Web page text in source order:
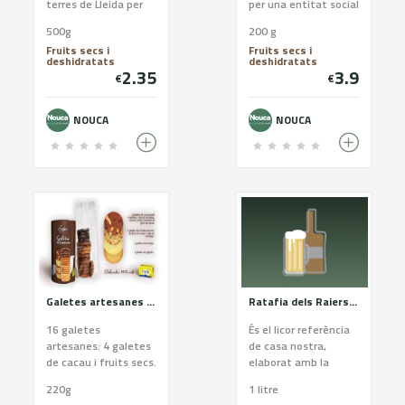
terres de Lleida per
segueix amb la
tradició familiar.
500g
Fruits secs i
deshidratats
€2.35
NOUCA
per una entitat social
200 g
Fruits secs i
deshidratats
€3.9
NOUCA
Galetes artesanes de mantega DOP Alt Urgell-Cerdanya. Assortit marró
16 galetes
artesanes: 4 galetes
de cacau i fruits secs.
4 galetes de civada i
220g
Ratafia dels Raiers 1 litre
És el licor referència
de casa nostra,
elaborat amb la
tendres i de nou
1 litre